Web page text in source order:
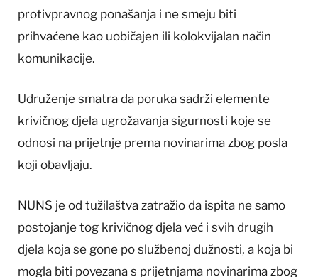
protivpravnog ponašanja i ne smeju biti
prihvaćene kao uobičajen ili kolokvijalan način
komunikacije.
Udruženje smatra da poruka sadrži elemente
krivičnog djela ugrožavanja sigurnosti koje se
odnosi na prijetnje prema novinarima zbog posla
koji obavljaju.
NUNS je od tužilaštva zatražio da ispita ne samo
postojanje tog krivičnog djela već i svih drugih
djela koja se gone po službenoj dužnosti, a koja bi
mogla biti povezana s prijetnjama novinarima zbog